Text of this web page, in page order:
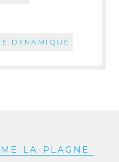
DYNAMIQUE
LA-PLAGNE